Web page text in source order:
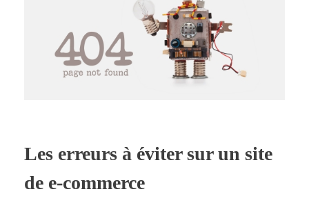
Les erreurs à éviter sur un site
de e-commerce